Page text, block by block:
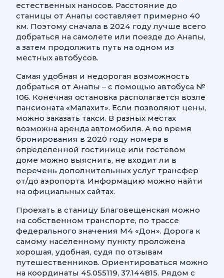
естественных наносов. Расстояние до
станицы от Анапы составляет примерно 40
км. Поэтому сначала в 2024 году лучше всего
добраться на самолете или поезде до Анапы,
а затем продолжить путь на одном из
местных автобусов.
Самая удобная и недорогая возможность
добраться от Анапы – с помощью автобуса №
106. Конечная остановка располагается возле
пансионата «Малахит». Если позволяют цены,
можно заказать такси. В разных местах
возможна аренда автомобиля. А во время
бронирования в 2020 году номера в
определенной гостинице или гостевом
доме можно выяснить, не входит ли в
перечень дополнительных услуг трансфер
от/до аэропорта. Информацию можно найти
на официальных сайтах.
Проехать в станицу Благовещенская можно
на собственном транспорте, по трассе
федерального значения М4 «Дон». Дорога к
самому населенному пункту проложена
хорошая, удобная, судя по отзывам
путешественников. Ориентироваться можно
на координаты 45.055119, 37.144815. Рядом с